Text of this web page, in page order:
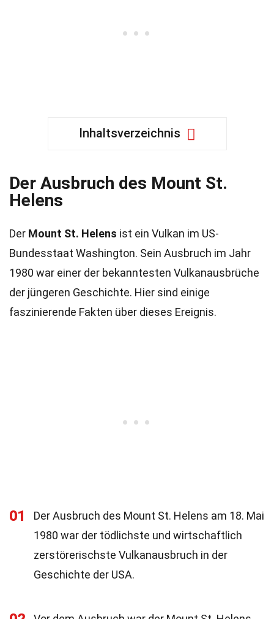
Inhaltsverzeichnis
Der Ausbruch des Mount St.
Helens
Der Mount St. Helens ist ein Vulkan im US-
Bundesstaat Washington. Sein Ausbruch im Jahr
1980 war einer der bekanntesten Vulkanausbrüche
der jüngeren Geschichte. Hier sind einige
faszinierende Fakten über dieses Ereignis.
01
Der Ausbruch des Mount St. Helens am 18. Mai
1980 war der tödlichste und wirtschaftlich
zerstörerischste Vulkanausbruch in der
Geschichte der USA.